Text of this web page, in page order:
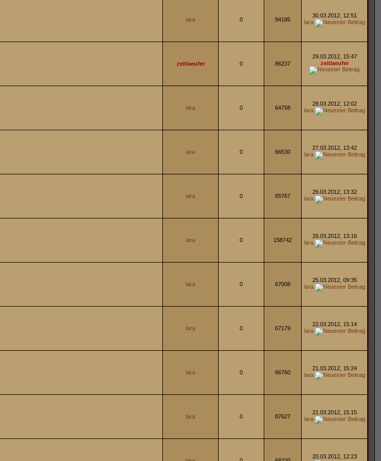
lara 0 94185
30.03.2012, 12:51
lara
zeitlaeufer 0 86237
29.03.2012, 15:47
zeitlaeufer
lara 0 64758
28.03.2012, 12:02
lara
lara 0 66530
27.03.2012, 13:42
lara
lara 0 65767
26.03.2012, 13:32
lara
lara 0 158742
26.03.2012, 13:16
lara
lara 0 67008
25.03.2012, 09:35
lara
lara 0 67179
22.03.2012, 15:14
lara
lara 0 66760
21.03.2012, 15:24
lara
lara 0 87627
21.03.2012, 15:15
lara
20.03.2012, 12:23